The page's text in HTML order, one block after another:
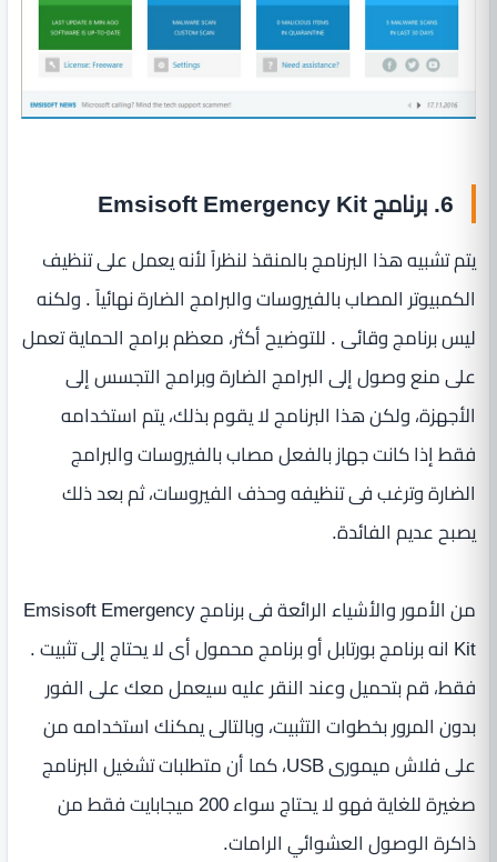
6. برنامج Emsisoft Emergency Kit
يتم تشبيه هذا البرنامج بالمنقذ لنظراً لأنه يعمل على تنظيف
الكمبيوتر المصاب بالفيروسات والبرامج الضارة نهائياً . ولكنه
ليس برنامج وقائى . للتوضيح أكثر، معظم برامج الحماية تعمل
على منع وصول إلى البرامج الضارة وبرامج التجسس إلى
الأجهزة، ولكن هذا البرنامج لا يقوم بذلك، يتم استخدامه
فقط إذا كانت جهاز بالفعل مصاب بالفيروسات والبرامج
الضارة وترغب فى تنظيفه وحذف الفيروسات، ثم بعد ذلك
يصبح عديم الفائدة.
من الأمور والأشياء الرائعة فى برنامج Emsisoft Emergency
Kit انه برنامج بورتابل أو برنامج محمول أى لا يحتاج إلى تثبيت .
فقط، قم بتحميل وعند النقر عليه سيعمل معك على الفور
بدون المرور بخطوات التثبيت، وبالتالى يمكنك استخدامه من
على فلاش ميمورى USB، كما أن متطلبات تشغيل البرنامج
صغيرة للغاية فهو لا يحتاج سواء 200 ميجابايت فقط من
ذاكرة الوصول العشوائي الرامات.